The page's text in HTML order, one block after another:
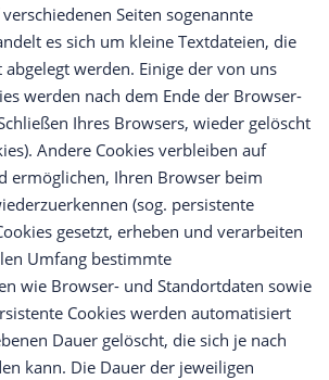
Seiten sogenannte
es sich um kleine Textdateien, die
werden. Einige der von uns
werden nach dem Ende der Browser-
Ihres Browsers, wieder gelöscht
Andere Cookies verbleiben auf
ermöglichen, Ihren Browser beim
(sog. persistente
gesetzt, erheben und verarbeiten
Umfang bestimmte
wie Browser- und Standortdaten sowie
Cookies werden automatisiert
Dauer gelöscht, die sich je nach
kann. Die Dauer der jeweiligen